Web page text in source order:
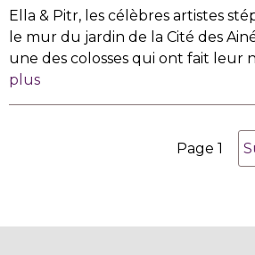
Ella & Pitr, les célèbres artistes
le mur du jardin de la Cité des
une des colosses qui ont fait leur
plus
Page 1